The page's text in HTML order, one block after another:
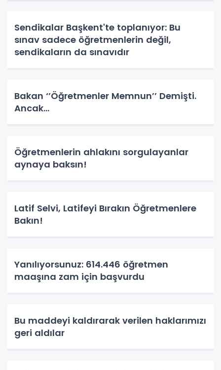
Sendikalar Başkent'te toplanıyor: Bu
sınav sadece öğretmenlerin değil,
sendikaların da sınavıdır
Bakan ‘’Öğretmenler Memnun’’ Demişti.
Ancak…
Öğretmenlerin ahlakını sorgulayanlar
aynaya baksın!
Latif Selvi, Latifeyi Bırakın Öğretmenlere
Bakın!
Yanılıyorsunuz: 614.446 öğretmen
maaşına zam için başvurdu
Bu maddeyi kaldırarak verilen haklarımızı
geri aldılar